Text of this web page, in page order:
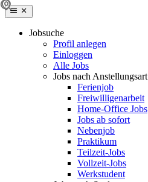
Jobsuche
Profil anlegen
Einloggen
Alle Jobs
Jobs nach Anstellungsart
Ferienjob
Freiwilligenarbeit
Home-Office Jobs
Jobs ab sofort
Nebenjob
Praktikum
Teilzeit-Jobs
Vollzeit-Jobs
Werkstudent